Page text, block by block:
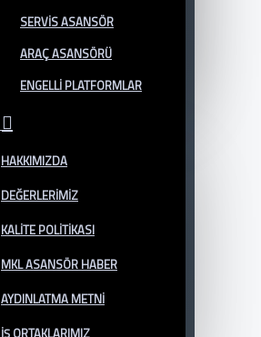
SERVIS ASANSÖR
ARAÇ ASANSÖRÜ
ENGELLI PLATFORMLAR
HAKKIMIZDA
DEĞERLERIMIZ
KALITE POLITIKASI
MKL ASANSÖR HABER
AYDINLATMA METNI
İŞ ORTAKLARIMIZ